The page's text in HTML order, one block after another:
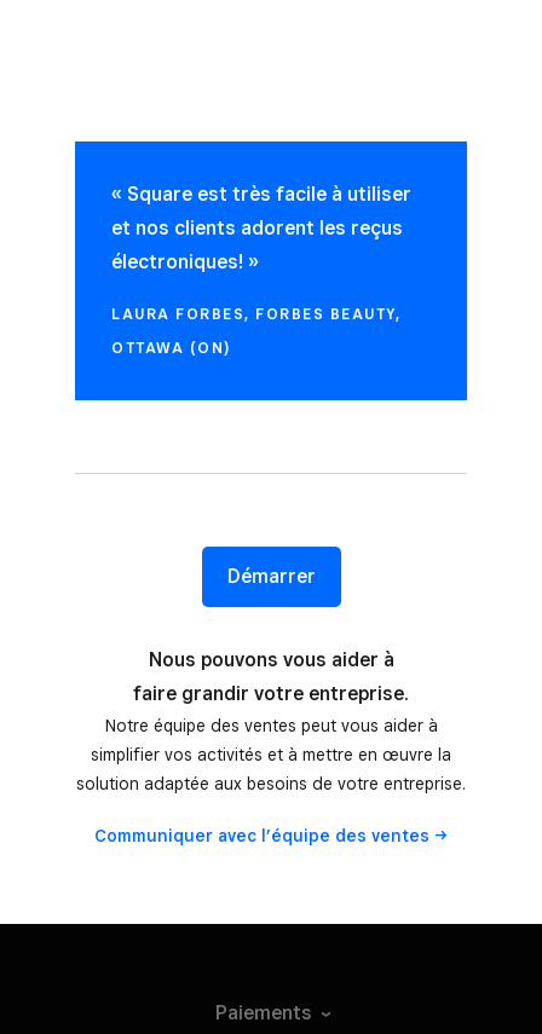
« Square est très facile à utiliser
et nos clients adorent les reçus
électroniques! »
LAURA FORBES, FORBES BEAUTY,
OTTAWA (ON)
Démarrer
Nous pouvons vous aider à
faire grandir votre entreprise.
Notre équipe des ventes peut vous aider à
simplifier vos activités et à mettre en œuvre la
solution adaptée aux besoins de votre entreprise.
Communiquer avec l’équipe desventes
Paiements